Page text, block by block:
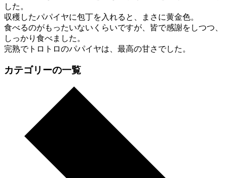
した。
収穫したパパイヤに包丁を入れると、まさに黄金色。
食べるのがもったいないくらいですが、皆で感謝をしつつ、
しっかり食べました。
完熟でトロトロのパパイヤは、最高の甘さでした。
カテゴリーの一覧